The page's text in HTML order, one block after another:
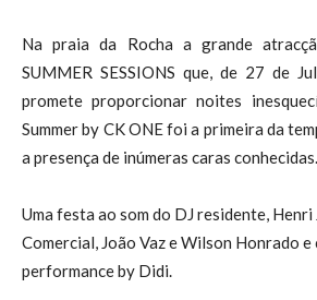
Na praia da Rocha a grande
SUMMER SESSIONS que, de 27 de
promete proporcionar noites
Summer by CK ONE foi a primeira da
a presença de inúmeras caras conhecidas.
Uma festa ao som do DJ residente, Henri
Comercial, João Vaz e Wilson Honrado e
performance by Didi.